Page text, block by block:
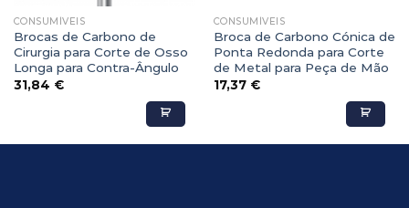
CONSUMÍVEIS
Brocas de Carbono de
Cirurgia para Corte de Osso
Longa para Contra-Ângulo
31,84 €
CONSUMÍVEIS
Broca de Carbono Cónica de
Ponta Redonda para Corte
de Metal para Peça de Mão
17,37 €